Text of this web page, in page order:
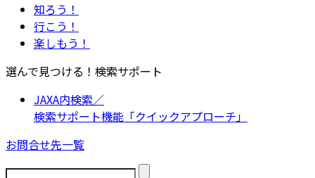
知ろう！
行こう！
楽しもう！
選んで見つける！検索サポート
JAXA内検索／
検索サポート機能「クイックアプローチ」
お問合せ先一覧